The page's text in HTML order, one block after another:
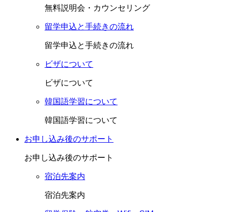
無料説明会・カウンセリング
留学申込と手続きの流れ
留学申込と手続きの流れ
ビザについて
ビザについて
韓国語学習について
韓国語学習について
お申し込み後のサポート
お申し込み後のサポート
宿泊先案内
宿泊先案内